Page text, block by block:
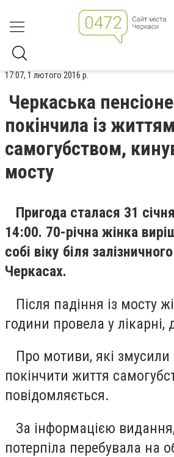
17:07, 1 лютого 2016 р.
Черкаська
покінчила із життям
самогубством,
мосту
Пригода сталася 31
14:00. 70-річна жінка
собі віку біля
Черкасах.
Після падіння із мосту
години провела у лікарні,
Про мотиви, які змусили
покінчити життя
повідомляється.
За інформацією видання,
потерпіла перебувала на